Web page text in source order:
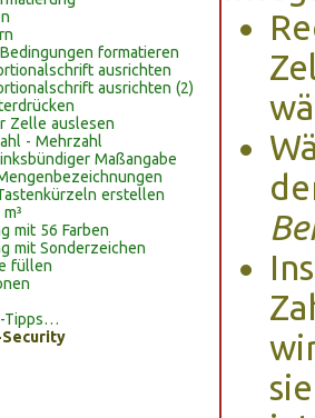
formatieren
ausrichten
ausrichten (2)
Zelle auslesen
- Mehrzahl
Maßangabe
erstellen
mit 56 Farben
mit Sonderzeichen
füllen
Tipps…